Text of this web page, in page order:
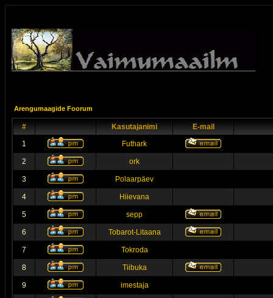
Arengumaagide Foorum
# Kasutajanimi
E-mail
1
Futhark
2 ork
3 Polaarpäev
4 Hiievana
5 sepp
6 Tobarot-Litaana
7 Tokroda
8 Tiibuka
9 imestaja